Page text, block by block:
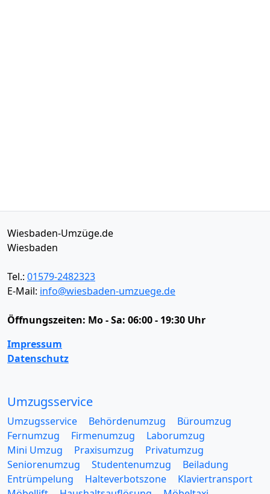
Wiesbaden-Umzüge.de
Wiesbaden
Tel.: 01579-2482323
E-Mail: info@wiesbaden-umzuege.de
Öffnungszeiten: Mo - Sa: 06:00 - 19:30 Uhr
Impressum
Datenschutz
Umzugsservice
Umzugsservice Behördenumzug
Büroumzug
Fernumzug
Firmenumzug
Laborumzug
Mini Umzug
Praxisumzug
Privatumzug
Seniorenumzug
Studentenumzug
Beiladung
Entrümpelung
Halteverbotszone
Klaviertransport